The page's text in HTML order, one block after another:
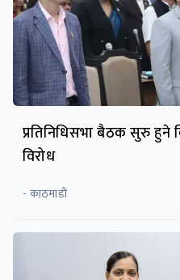
प्रतिनिधिसभा बैठक सुरु हुने
विरोध
- काठमाडाैं